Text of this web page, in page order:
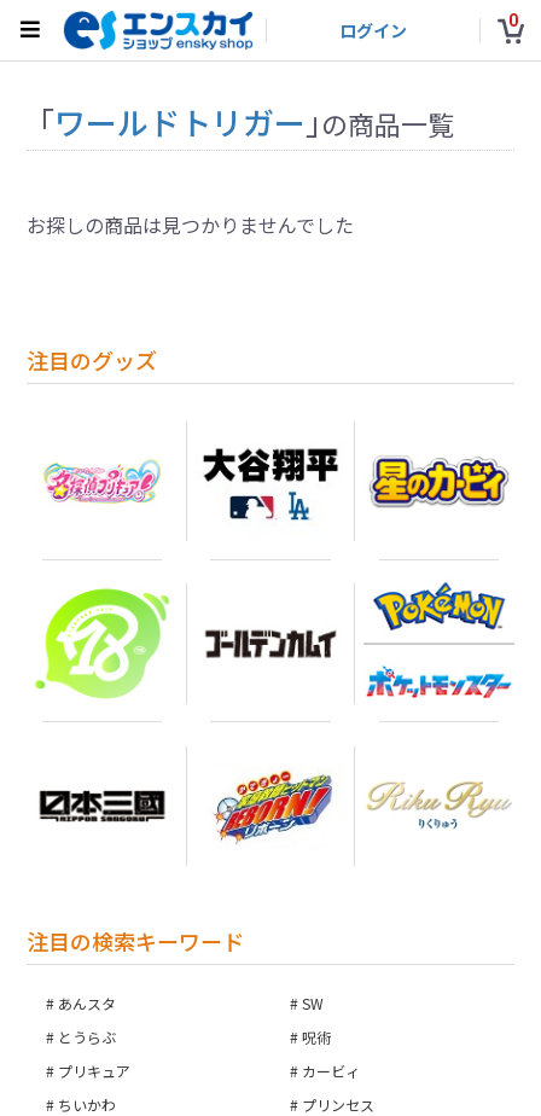
ログイン 0
注目のグッズ
注目の検索キーワード
あんスタ
SW
とうらぶ
呪術
プリキュア
カービィ
ちいかわ
プリンセス
「ワールドトリガー 」の商品一覧
お探しの商品は見つかりませんでした